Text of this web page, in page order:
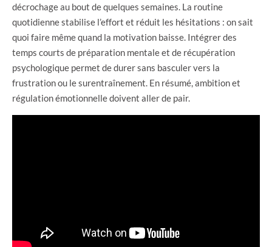
décrochage au bout de quelques semaines. La routine
quotidienne stabilise l’effort et réduit les hésitations : on sait
quoi faire même quand la motivation baisse. Intégrer des
temps courts de préparation mentale et de récupération
psychologique permet de durer sans basculer vers la
frustration ou le surentraînement. En résumé, ambition et
régulation émotionnelle doivent aller de pair.